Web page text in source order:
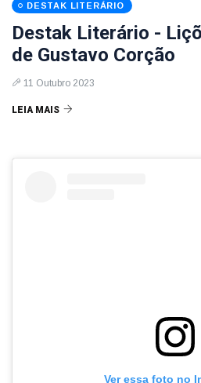
DESTAK LITERÁRIO
Destak Literário -
de Gustavo Corção
11 Outubro 2023
LEIA MAIS
Ver essa foto no